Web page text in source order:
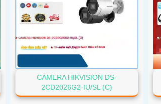
CAMERA HIKVISION DS-
2CD2026G2-IU/SL (C)